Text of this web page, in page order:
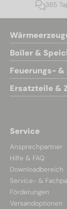
365
Boiler &
Feuerungs-
Ersatzteile &
Service
Ansprechpartner
Hilfe & FAQ
Downloadbereich
Service- &
Förderungen
Versandoptionen